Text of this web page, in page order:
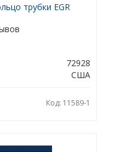
трубки EGR
72928
США
Код: 11589-1